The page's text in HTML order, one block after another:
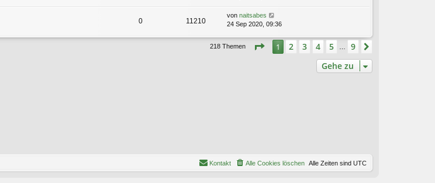
0 11210
von naitsabes
24 Sep 2020, 09:36
218 Themen Seite 1von 9
1 2 3 4 5 9
Gehe zu
Alle Zeiten sind UTC
Alle Cookies löschen
Kontakt